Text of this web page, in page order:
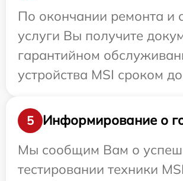
По окончании ремонта и
услуги Вы получите
гарантийном
устройства MSI сроком
5
Информирование о
Мы сообщим Вам о
тестировании техники